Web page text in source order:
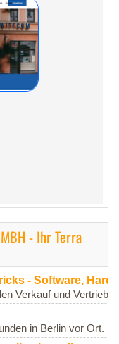
- Ihr Terra
- Software,
Verkauf und Vertrieb
in Berlin vor Ort.